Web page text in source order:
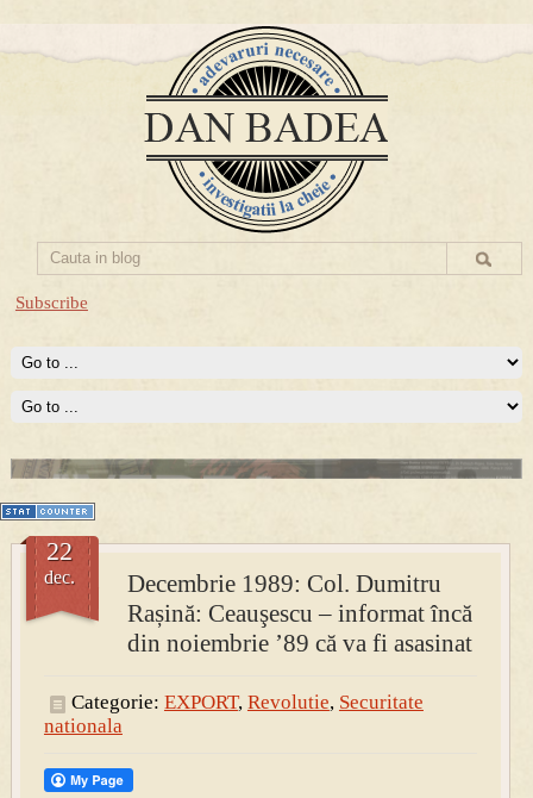
Subscribe
Prima mea carte publicata (Nemira)
Averea Presedintelui: prima lucrare despre controversatele
conturi secrete ale Securitatii.
Decembrie 1989: Col. Dumitru
Rașină: Ceauşescu – informat încă
din noiembrie ’89 că va fi asasinat
22
dec.
Categorie: EXPORT, Revolutie, Securitate
nationala